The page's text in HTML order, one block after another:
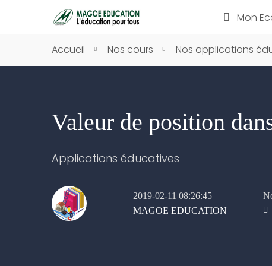
Mon
Accueil Nos cours Nos applications
Valeur de position
Applications éducatives
2019-02-11 08:26:45
MAGOE EDUCATION